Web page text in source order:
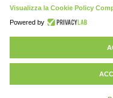
IVA: